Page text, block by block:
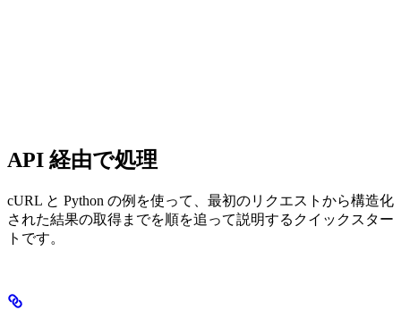
API 経由で処理
cURL と Python の例を使って、最初のリクエストから構造化
された結果の取得までを順を追って説明するクイックスター
トです。